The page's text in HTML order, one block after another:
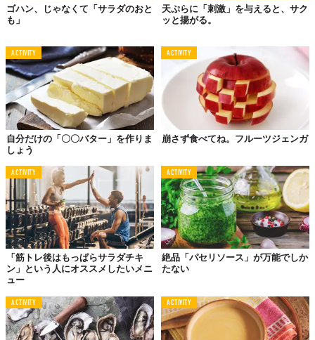
ゴハン、じゃなくて「サラダのおと
も」
天ぷらに「刺激」を与えると、サク
ッと揚がる。
ACTIVITY
自分だけの「〇〇バター」を作りま
しょう
ACTIVITY
崩さず食べてね。フルーツジェンガ
ACTIVITY
「筋トレ後はもっぱらサラダチキ
ン」という人にオススメしたいメニ
ュー
ACTIVITY
絶品「パセリソース」が万能でしか
たない
ACTIVITY ACTIVITY